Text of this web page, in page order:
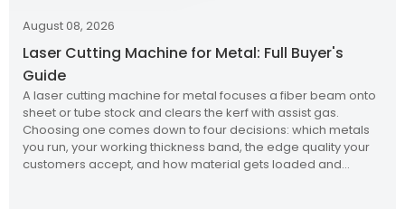
August 08, 2026
Laser Cutting Machine for Metal: Full Buyer's
Guide
A laser cutting machine for metal focuses a fiber beam onto
sheet or tube stock and clears the kerf with assist gas.
Choosing one comes down to four decisions: which metals
you run, your working thickness band, the edge quality your
customers accept, and how material gets loaded and